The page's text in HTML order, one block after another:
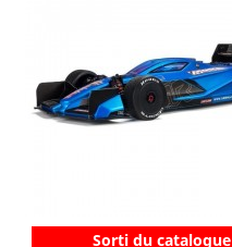
Sorti du catalogue